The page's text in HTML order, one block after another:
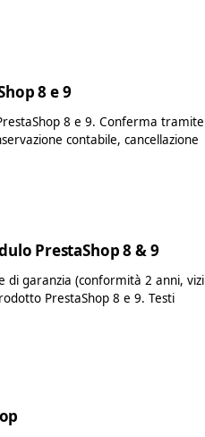
8 e 9
8 e 9. Conferma tramite
contabile, cancellazione
PrestaShop 8 & 9
di garanzia (conformità 2 anni, vizi
PrestaShop 8 e 9. Testi